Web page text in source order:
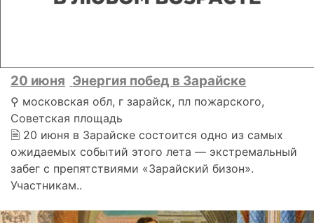
20 июня Энергия побед в Зарайске
⚲ московская обл, г зарайск, пл пожарского,
Советская площадь
🗎 20 июня в Зарайске состоится одно из самых
ожидаемых событий этого лета — экстремальный
забег с препятствиями «Зарайский бизон».
Участникам..